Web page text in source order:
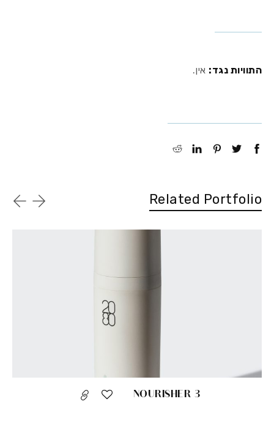
התוויות נגד: אין.
Related Portfolio
NOURISHER 3